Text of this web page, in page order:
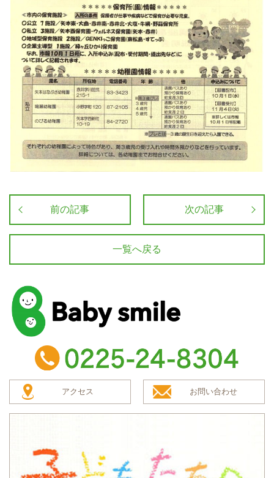
前の記事 次の記事
一覧へ戻る
baby smile
TEL：0225-24-8304
アクセス お問い合わせ